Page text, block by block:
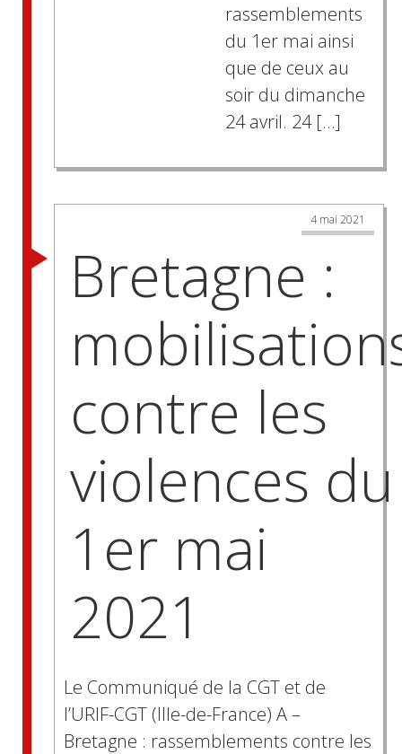
rassemblements
du 1er mai ainsi
que de ceux au
soir du dimanche
24 avril. 24 […]
4 mai 2021
Bretagne :
contre les
violences du
1er mai
2021
Le Communiqué de la CGT et de
l’URIF-CGT (Ille-de-France) A –
Bretagne : rassemblements contre les